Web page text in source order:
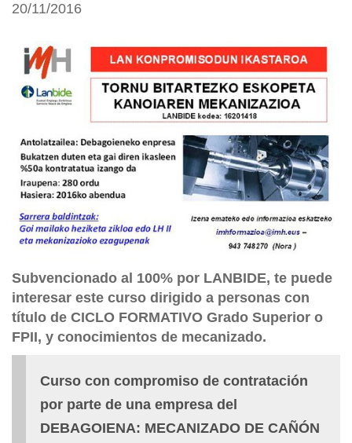
20/11/2016
Subvencionado al 100% por LANBIDE, te puede
interesar este curso dirigido a personas con
título de CICLO FORMATIVO Grado Superior o
FPII, y conocimientos de mecanizado.
Curso con compromiso de contratación
por parte de una empresa del
DEBAGOIENA: MECANIZADO DE CAÑÓN